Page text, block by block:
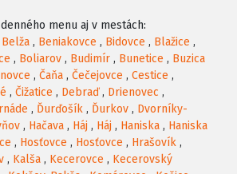
menu aj v mestách:
Belža , Beniakovce , Bidovce , Blažice ,
, Boliarov , Budimír , Bunetice , Buzica
, Čaňa , Čečejovce , Cestice ,
, Čižatice , Debraď, Drienovec ,
, Ďurďošík , Ďurkov , Dvorníky-
, Hačava , Háj , Háj , Haniska , Haniska
, Hosťovce , Hosťovce , Hrašovík ,
, Kalša , Kecerovce , Kecerovský